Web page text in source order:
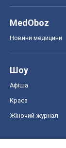
MedOboz
Новини медицини
Шоу
Афіша
Краса
Жіночий журнал